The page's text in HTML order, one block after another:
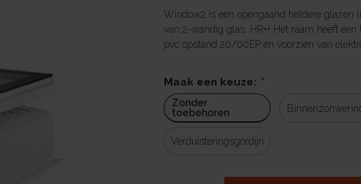
Window2 is een opengaand heldere glazen
van 2-wandig glas. HR++ Het raam heeft
pvc opstand 20/00EP en voorzien van
Maak een keuze: *
Zonder
toebehoren
Verduisteringsgordijn